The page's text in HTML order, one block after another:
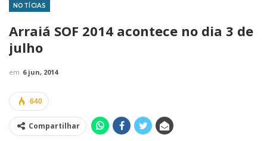
NOTÍCIAS
Arraiá SOF 2014 acontece no dia 3 de
julho
em 6 jun, 2014
640
Compartilhar